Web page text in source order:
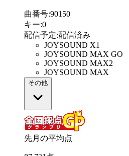
曲番号:90150
キー:0
配信予定:配信済み
JOYSOUND X1
JOYSOUND MAX GO
JOYSOUND MAX2
JOYSOUND MAX
その他
先月の平均点